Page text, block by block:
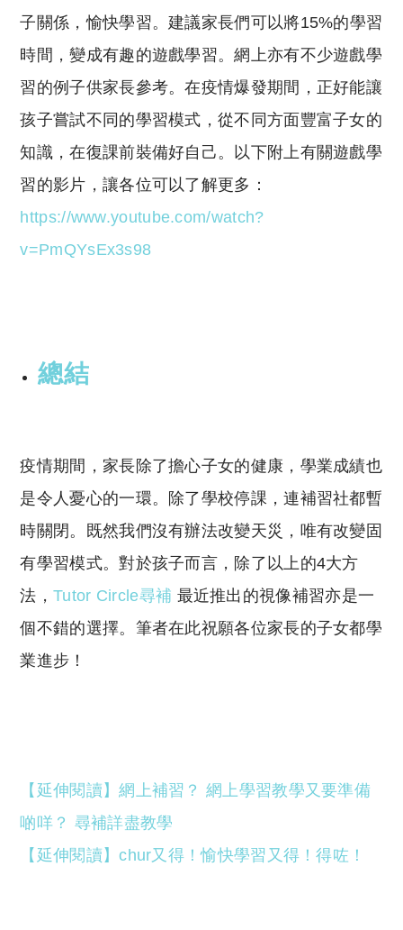
子關係，愉快學習。建議家長們可以將15%的學習
時間，變成有趣的遊戲學習。網上亦有不少遊戲學
習的例子供家長參考。在疫情爆發期間，正好能讓
孩子嘗試不同的學習模式，從不同方面豐富子女的
知識，在復課前裝備好自己。以下附上有關遊戲學
習的影片，讓各位可以了解更多：
https://www.youtube.com/watch?
v=PmQYsEx3s98
總結
疫情期間，家長除了擔心子女的健康，學業成績也
是令人憂心的一環。除了學校停課，連補習社都暫
時關閉。既然我們沒有辦法改變天災，唯有改變固
有學習模式。對於孩子而言，除了以上的4大方
法，Tutor Circle尋補 最近推出的視像補習亦是一
個不錯的選擇。筆者在此祝願各位家長的子女都學
業進步！
【延伸閱讀】網上補習？ 網上學習教學又要準備
啲咩？ 尋補詳盡教學
【延伸閱讀】chur又得！愉快學習又得！得咗！